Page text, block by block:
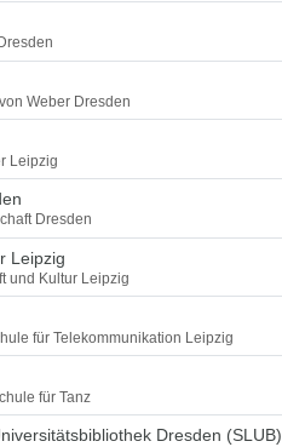
Weber Dresden
Leipzig
Dresden
Leipzig
und Kultur Leipzig
für Telekommunikation Leipzig
für Tanz
Dresden (SLUB)